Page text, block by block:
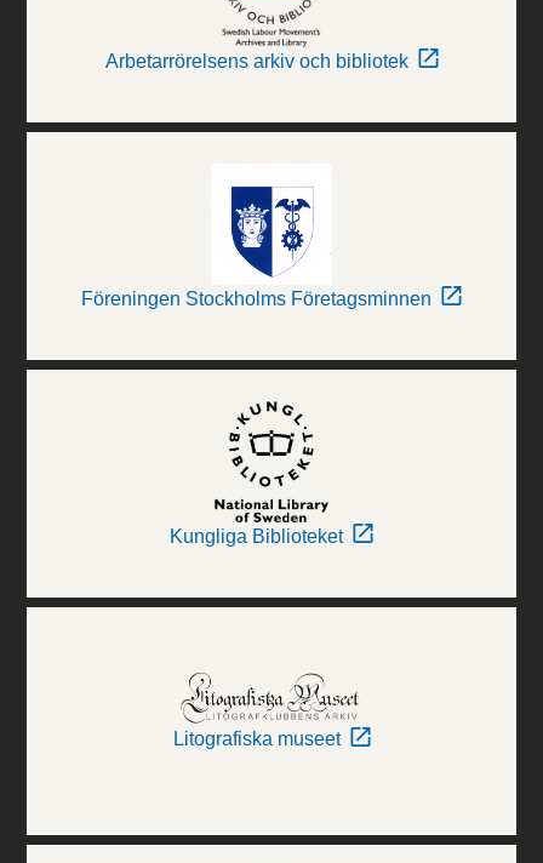
Arbetarrörelsens arkiv och bibliotek
Föreningen Stockholms Företagsminnen
Kungliga Biblioteket
Litografiska museet